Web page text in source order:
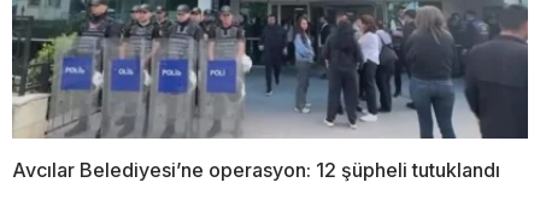
Avcılar Belediyesi’ne operasyon: 12 şüpheli tutuklandı